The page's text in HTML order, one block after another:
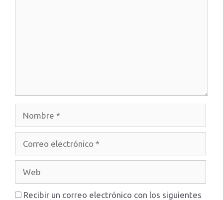
electrónico
Recibir un correo electrónico con los siguientes